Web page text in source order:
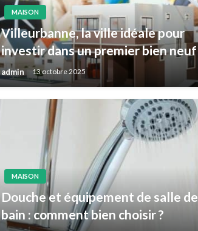
MAISON
Villeurbanne, la ville idéale pour
investir dans un premier bien neuf
admin 13 octobre 2025
MAISON
Douche et équipement de salle de
bain : comment bien choisir ?